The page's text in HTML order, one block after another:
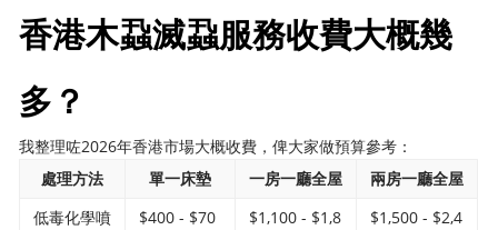
香港木蝨滅蝨服務收費大概幾
多？
我整理咗2026年香港市場大概收費，俾大家做預算參考：
處理方法
單一床墊 一房一廳全屋
兩房一廳全屋
低毒化學噴
$400 - $70
$1,100 - $1,8
$1,500 - $2,4